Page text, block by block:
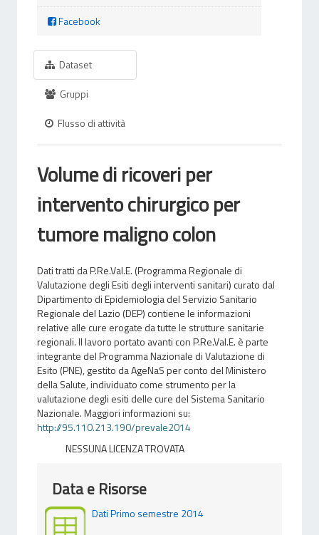
Facebook
Dataset
Gruppi
Flusso di attività
Volume di ricoveri per
intervento chirurgico per
tumore maligno colon
Dati tratti da P.Re.Val.E. (Programma Regionale di
Valutazione degli Esiti degli interventi sanitari) curato dal
Dipartimento di Epidemiologia del Servizio Sanitario
Regionale del Lazio (DEP) contiene le informazioni
relative alle cure erogate da tutte le strutture sanitarie
regionali. Il lavoro portato avanti con P.Re.Val.E. è parte
integrante del Programma Nazionale di Valutazione di
Esito (PNE), gestito da AgeNaS per conto del Ministero
della Salute, individuato come strumento per la
valutazione degli esiti delle cure del Sistema Sanitario
Nazionale. Maggiori informazioni su:
http://95.110.213.190/prevale2014
NESSUNA LICENZA TROVATA
Data e Risorse
Dati Primo semestre 2014